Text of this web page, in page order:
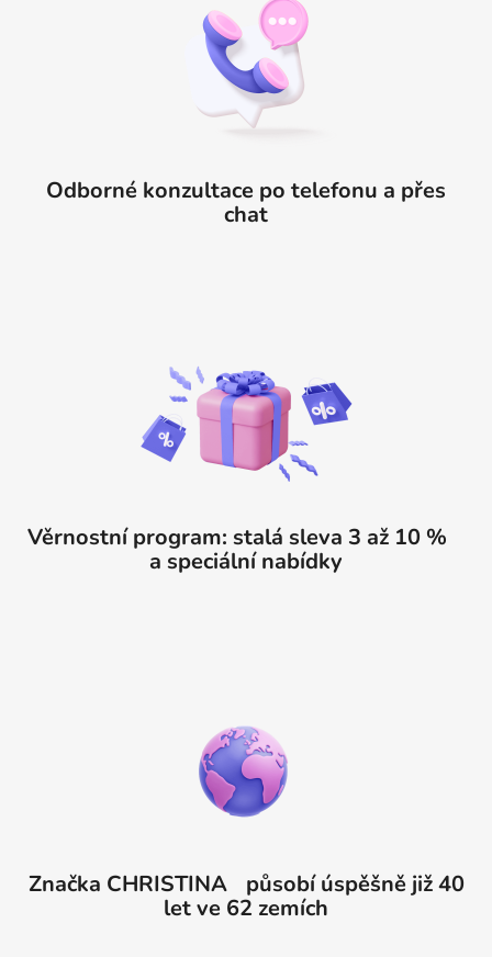
Odborné konzultace po telefonu a přes
chat
Věrnostní program: stalá sleva 3 až 10 %
a speciální nabídky
Značka CHRISTINA působí úspěšně již 40
let ve 62 zemích